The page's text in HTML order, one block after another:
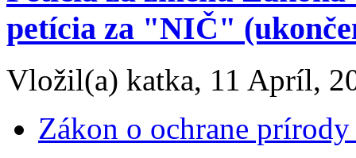
petícia za "NIČ"
Vložil(a) katka, 11 Apríl,
Zákon o ochrane